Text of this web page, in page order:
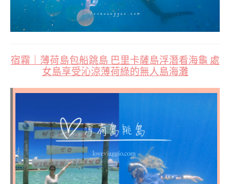
宿霧｜薄荷島包船跳島 巴里卡薩島浮潛看海龜 處
女島享受沁涼薄荷綠的無人島海灘